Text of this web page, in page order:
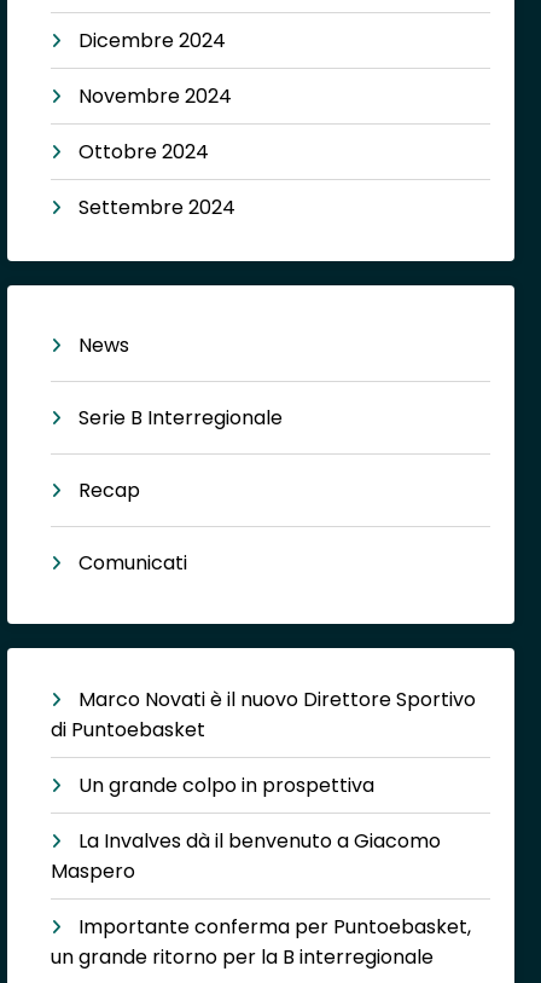
Dicembre 2024
Novembre 2024
Ottobre 2024
Settembre 2024
News
Serie B Interregionale
Recap
Comunicati
Marco Novati è il nuovo Direttore Sportivo
di Puntoebasket
Un grande colpo in prospettiva
La Invalves dà il benvenuto a Giacomo
Maspero
Importante conferma per Puntoebasket,
un grande ritorno per la B interregionale